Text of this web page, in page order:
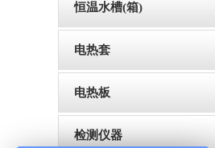
恒温水槽(箱)
电热套
电热板
检测仪器